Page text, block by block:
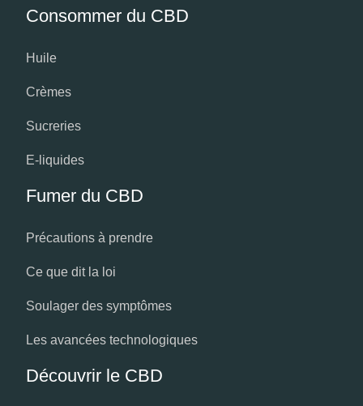
Consommer du CBD
Huile
Crèmes
Sucreries
E-liquides
Fumer du CBD
Précautions à prendre
Ce que dit la loi
Soulager des symptômes
Les avancées technologiques
Découvrir le CBD